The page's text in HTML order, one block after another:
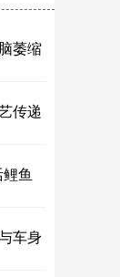
萎缩
传递
鱼
车身